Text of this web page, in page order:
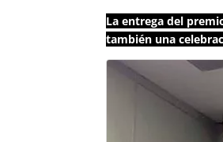
La entrega del
también una